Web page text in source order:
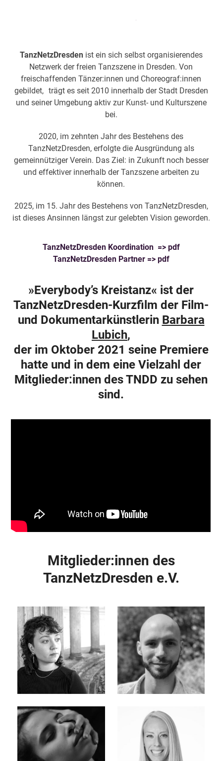
TanzNetzDresdenist ein sich selbst organisierendes
Netzwerk der freien Tanzszene in Dresden. Von
freischaffenden Tänzer:innen und Choreograf:innen
gebildet, trägt es seit 2010 innerhalb der Stadt Dresden
und seiner Umgebung aktiv zur Kunst- und Kulturszene
bei.
2020, im zehnten Jahr des Bestehens des
TanzNetzDresden, erfolgte die Ausgründung als
gemeinnütziger Verein. Das Ziel: in Zukunft noch besser
und effektiver innerhalb der Tanzszene arbeiten zu
können.
2025, im 15. Jahr des Bestehens von TanzNetzDresden,
ist dieses Ansinnen längst zur gelebten Vision geworden.
TanzNetzDresden Koordination => pdf
TanzNetzDresden Partner => pdf
»Everybody’s Kreistanz« ist der
TanzNetzDresden-Kurzfilm der Film-
und Dokumentarkünstlerin Barbara
Lubich,
der im Oktober 2021 seine Premiere
hatte und in dem eine Vielzahl der
Mitglieder:innen des TNDD zu sehen
sind.
Mitglieder:innen des
TanzNetzDresden e.V.